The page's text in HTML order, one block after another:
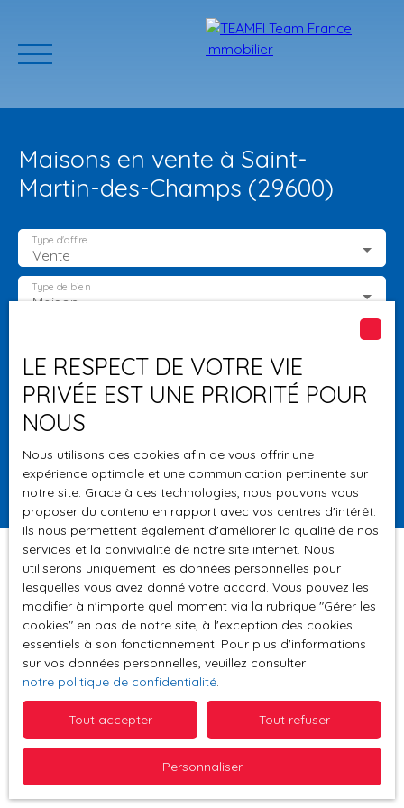
ACCUEIL PROGRAMMES
Estimation
Maisons en vente à Saint-
Martin-des-Champs (29600)
Vente
Type d'offre
Maison
Type de bien
Budget max (€)
Surface min (m²)
Rechercher
Pertinence
Trier par Créer une alerte
Aucun résultat
LE RESPECT DE VOTRE VIE
PRIVÉE EST UNE PRIORITÉ POUR
NOUS
Nous utilisons des cookies afin de vous offrir une
expérience optimale et une communication pertinente sur
notre site. Grace à ces technologies, nous pouvons vous
proposer du contenu en rapport avec vos centres d'intérêt.
Ils nous permettent également d'améliorer la qualité de nos
services et la convivialité de notre site internet. Nous
utiliserons uniquement les données personnelles pour
lesquelles vous avez donné votre accord. Vous pouvez les
modifier à n'importe quel moment via la rubrique ″Gérer les
cookies″ en bas de notre site, à l'exception des cookies
essentiels à son fonctionnement. Pour plus d'informations
sur vos données personnelles, veuillez consulter
notre politique de confidentialité.
Tout accepter Tout refuser
Personnaliser